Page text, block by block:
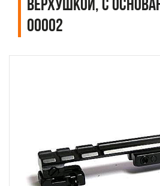
верхушкой, с
00002